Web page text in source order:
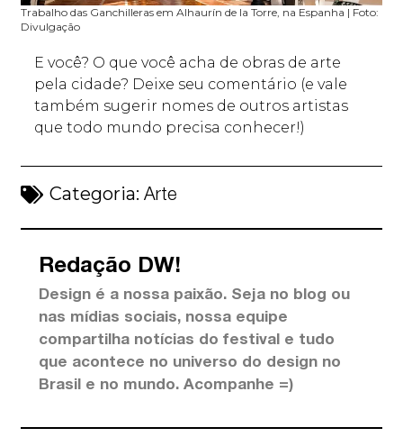
Trabalho das Ganchilleras em Alhaurín de la Torre, na Espanha | Foto:
Divulgação
E você? O que você acha de obras de arte
pela cidade? Deixe seu comentário (e vale
também sugerir nomes de outros artistas
que todo mundo precisa conhecer!)
Categoria:Arte
Redação DW!
Design é a nossa paixão. Seja no blog ou
nas mídias sociais, nossa equipe
compartilha notícias do festival e tudo
que acontece no universo do design no
Brasil e no mundo. Acompanhe =)